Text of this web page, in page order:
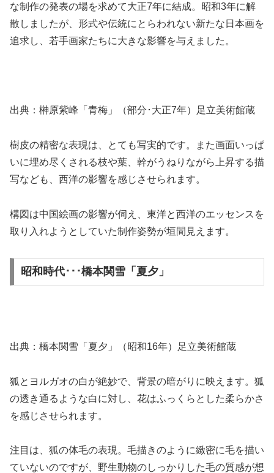
な制作の発表の場を求めて大正7年に結成。昭和3年に解
散しましたが、形式や伝統にとらわれない新たな日本画を
追求し、若手画家たちに大きな影響を与えました。
出典：榊原紫峰「青梅」（部分･大正7年）足立美術館蔵
樹皮の精密な表現は、とても写実的です。また画面いっぱ
いに埋め尽くされる枝や葉、幹がうねりながら上昇する描
写なども、西洋の影響を感じさせられます。
構図は中国絵画の影響が伺え、東洋と西洋のエッセンスを
取り入れようとしていた制作姿勢が垣間見えます。
昭和時代･･･橋本関雪「夏夕」
出典：橋本関雪「夏夕」（昭和16年）足立美術館蔵
狐とヨルガオの白が絶妙で、背景の暗がりに映えます。狐
の透き通るような白に対し、花はふっくらとした柔らかさ
を感じさせられます。
注目は、狐の体毛の表現。毛描きのように緻密に毛を描い
ていないのですが、野生動物のしっかりした毛の質感が想